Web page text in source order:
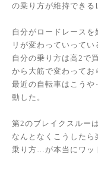
の乗り方が維持できる
自分がロードレースを
リが変わっていってい
自分の乗り方は高2で
から大筋で変わってお
最近の自転車はこう
動した。
第2のブレイクスルー
なんとなくこうした
乗り方…が本当にワッ